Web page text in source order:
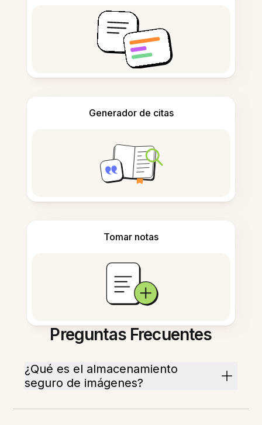
Generador de citas
Tomar notas
Preguntas Frecuentes
¿Qué es el almacenamiento
seguro de imágenes?